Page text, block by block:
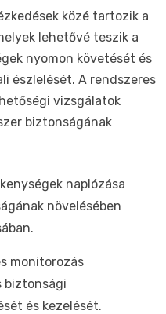
közé tartozik a
lehetővé teszik a
nyomon követését és
észlelését. A rendszeres
vizsgálatok
biztonságának
naplózása
növelésében
monitorozás
biztonsági
és kezelését.